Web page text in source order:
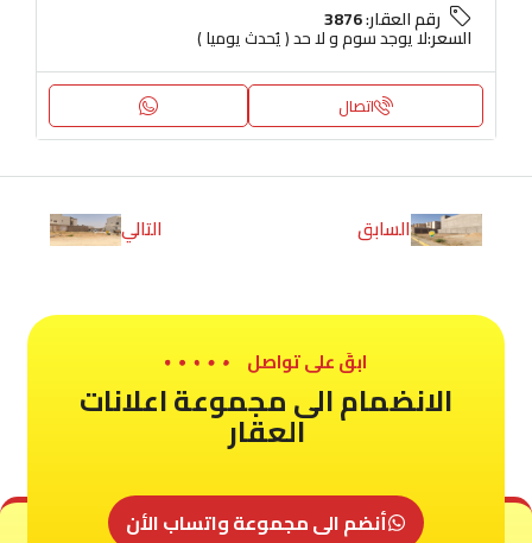
رقم العقار:3876
السعر:لا يوجد سوم و لا حد ( يُحدث يوميا )
اتصال
السابق التالي
ابقَ على تواصل
الانضمام الى مجموعة اعلانات
العقار
أنضم الى مجموعة واتساب الأن